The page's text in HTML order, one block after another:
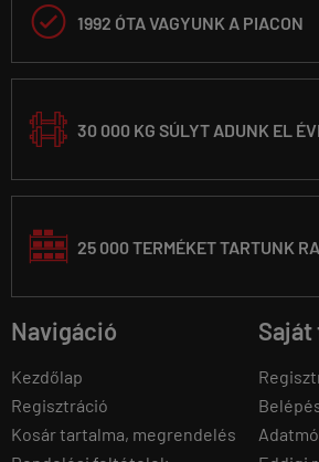
 1992 ÓTA VAGYUNK A PIACON
30 000 KG SÚLYT ADUNK EL
25 000 TERMÉKET TARTUNK
Navigáció
Kezdőlap
Regisztráció
Kosár tartalma, megrendelés